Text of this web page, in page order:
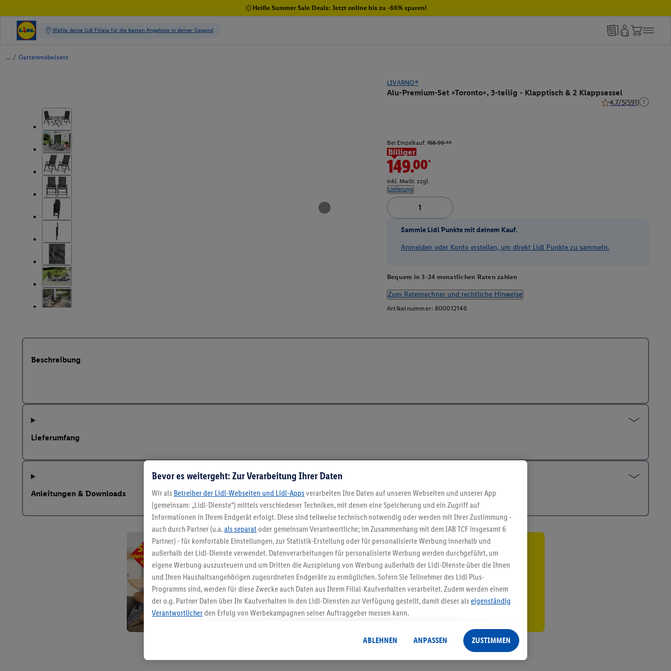
Heiße Summer Sale Deals: Jetzt online bis zu -66% sparen!
/ Gartenmöbelsets
LIVARNO®
Alu-Premium-Set »Toronto«, 3-teilig - Klapptisch & 2 Klappsessel
4.7/5(591)
Bei Einzelkauf: 158.99 **
Billiger
149.00*
inkl. MwSt. zzgl.
Lieferung
Sammle Lidl Punkte mit deinem Kauf.
Anmelden oder Konto erstellen, um direkt Lidl Punkte zu sammeln.
Bequem in 3-24 monatlichen Raten zahlen
Zum Ratenrechner und rechtliche Hinweise
Artikelnummer: 800012146
Beschreibung
Lieferumfang
Anleitungen & Downloads
5.95 € Versand sparen³²ᵃ
Jetzt zum Newsletter anmelden
Gutschein sichern!
Bevor es weitergeht: Zur Verarbeitung Ihrer Daten
Wir als Betreiber der Lidl-Webseiten und Lidl-Apps verarbeiten Ihre Daten auf unseren Webseiten und unserer App
(gemeinsam: „Lidl-Dienste“) mittels verschiedener Techniken, mit denen eine Speicherung und ein Zugriff auf
Informationen in Ihrem Endgerät erfolgt. Diese sind teilweise technisch notwendig oder werden mit Ihrer Zustimmung -
auch durch Partner (u.a.als separat oder gemeinsam Verantwortliche; im Zusammenhang mit dem IAB TCF insgesamt 6
Partner) - für komfortable Einstellungen, zur Statistik-Erstellung oder für personalisierte Werbung innerhalb und
außerhalb der Lidl-Dienste verwendet. Datenverarbeitungen für personalisierte Werbung werden durchgeführt, um
eigene Werbung auszusteuern und um Dritten die Ausspielung von Werbung außerhalb der Lidl-Dienste über die Ihnen
und Ihren Haushaltsangehörigen zugeordneten Endgeräte zu ermöglichen. Sofern Sie Teilnehmer des Lidl Plus-
Programms sind, werden für diese Zwecke auch Daten aus Ihrem Filial-Kaufverhalten verarbeitet. Zudem werden einem
der o.g. Partner Daten über Ihr Kaufverhalten in den Lidl-Diensten zur Verfügung gestellt, damit dieser als eigenständig
Verantwortlicherden Erfolg von Werbekampagnen seiner Auftraggeber messen kann.
angereicherten Profilen. Dies umfasst die Zusammenführung von Daten (z.B. über Ihre Nutzung der Lidl-Dienste, Ihr
Kaufverhalten in den Lidl-Diensten, Informationen aus Ihrem Kundenkonto - z.B. Alter oder Geschlecht - sowie Ihre
genauen Standortdaten) auch über verschiedene Endgeräte und Lidl-Dienste hinweg einschließlich dem Speichern von
ABLEHNEN ANPASSEN ZUSTIMMEN